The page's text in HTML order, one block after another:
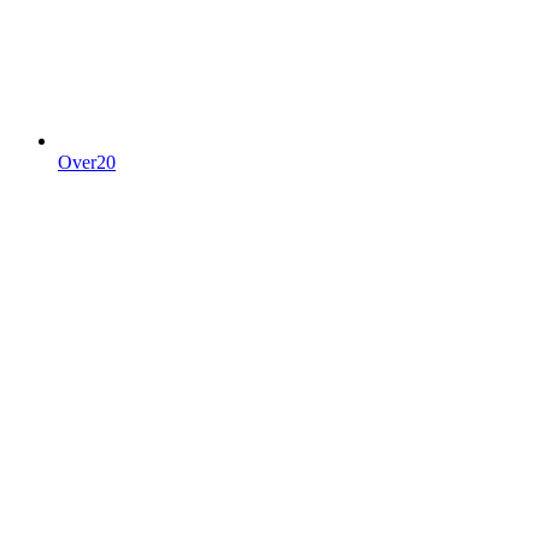
Over20